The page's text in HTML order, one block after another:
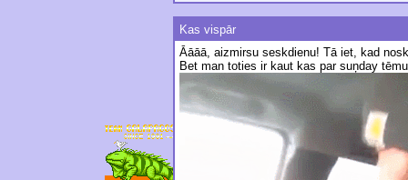
Kas vispār
Āāāā, aizmirsu seskdienu! Tā iet, kad
Bet man toties ir kaut kas par suņday